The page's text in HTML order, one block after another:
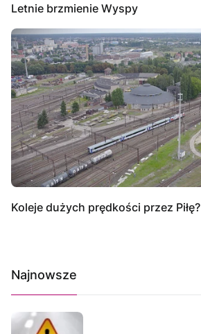
Letnie brzmienie Wyspy
Koleje dużych prędkości przez Piłę?
Najnowsze